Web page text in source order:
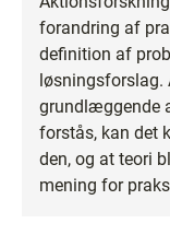
forandring af
definition af
løsningsforslag.
grundlæggende
forstås, kan det
den, og at teori
mening for